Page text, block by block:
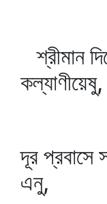
শ্রীমান
কল্যাণীয়েষু,
দূর প্রবাসে
এনু,